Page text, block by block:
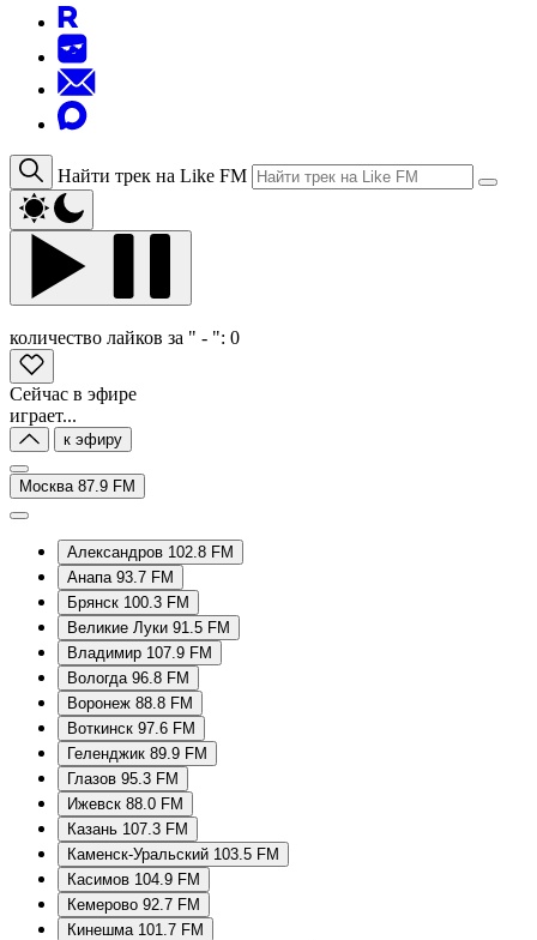
Найти трек на Like FM
количество лайков за " - ": 0
Сейчас в эфире
играет...
к эфиру
Москва 87.9 FM
Александров 102.8 FM
Анапа 93.7 FM
Брянск 100.3 FM
Великие Луки 91.5 FM
Владимир 107.9 FM
Вологда 96.8 FM
Воронеж 88.8 FM
Воткинск 97.6 FM
Геленджик 89.9 FM
Глазов 95.3 FM
Ижевск 88.0 FM
Казань 107.3 FM
Каменск-Уральский 103.5 FM
Касимов 104.9 FM
Кемерово 92.7 FM
Кинешма 101.7 FM